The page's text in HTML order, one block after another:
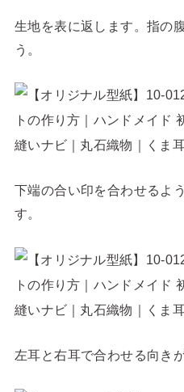
生地を表に返します。指の
う。
下端の合い印を合わせるよ
す。
左耳と右耳で合わせる向き